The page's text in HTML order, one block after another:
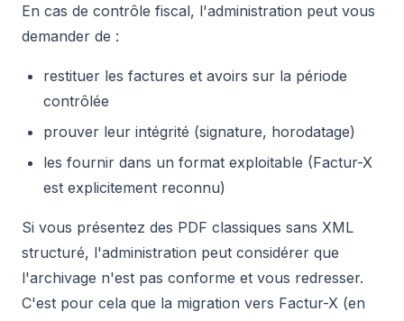
En cas de contrôle fiscal, l'administration peut vous
demander de :
restituer les factures et avoirs sur la période
contrôlée
prouver leur intégrité (signature, horodatage)
les fournir dans un format exploitable (Factur-X
est explicitement reconnu)
Si vous présentez des PDF classiques sans XML
structuré, l'administration peut considérer que
l'archivage n'est pas conforme et vous redresser.
C'est pour cela que la migration vers Factur-X (en